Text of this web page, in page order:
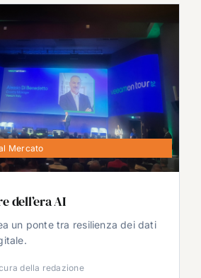
Mercato
dell’era AI
un ponte tra resilienza dei dati
della redazione